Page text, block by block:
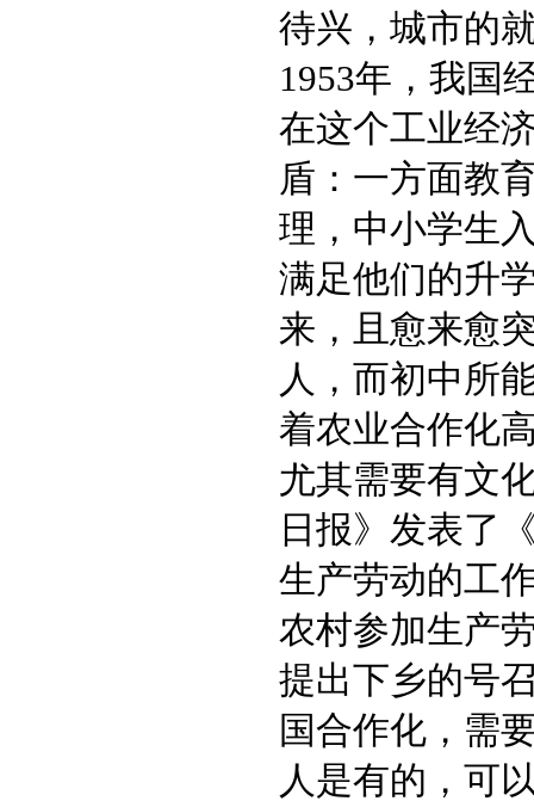
待兴，城市的
1953年，我国
在这个工业经
盾：一方面教
理，中小学生
满足他们的升
来，且愈来愈
人，而初中所
着农业合作化
尤其需要有文
日报》发表了
生产劳动的工
农村参加生产
提出下乡的号
国合作化，需
人是有的，可